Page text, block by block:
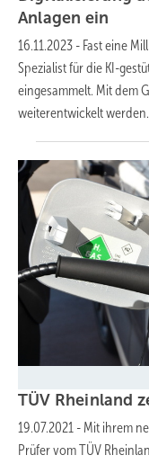
Anlagen ein
16.11.2023 - Fast eine
Spezialist für die KI-
eingesammelt. Mit dem
weiterentwickeltwerden.
TÜV Rheinland
19.07.2021 - Mit ihrem
Prüfer vom TÜV